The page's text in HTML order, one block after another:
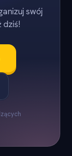
swój
dziś!